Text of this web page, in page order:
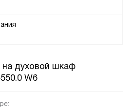
духовой шкаф
W6